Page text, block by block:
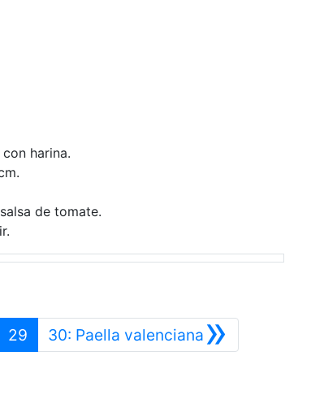
harina.
de tomate.
29 »
30: Paella valenciana Siguiente